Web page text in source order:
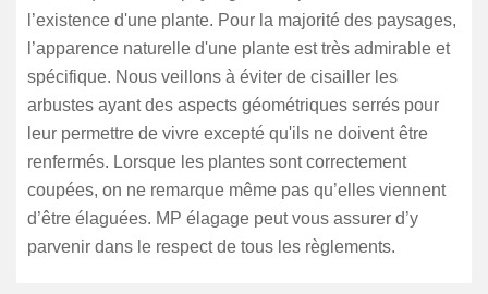
l’existence d'une plante. Pour la majorité des paysages,
l’apparence naturelle d'une plante est très admirable et
spécifique. Nous veillons à éviter de cisailler les
arbustes ayant des aspects géométriques serrés pour
leur permettre de vivre excepté qu'ils ne doivent être
renfermés. Lorsque les plantes sont correctement
coupées, on ne remarque même pas qu’elles viennent
d’être élaguées. MP élagage peut vous assurer d’y
parvenir dans le respect de tous les règlements.